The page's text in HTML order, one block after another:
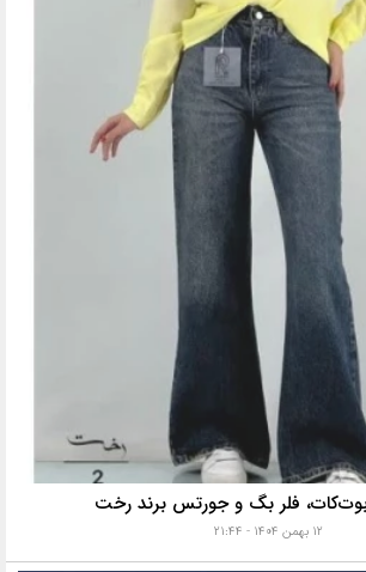
فلر بگ و جورتس برند رخت
۱۲ بهمن ۱۴۰۴ - ۲۱:۴۴